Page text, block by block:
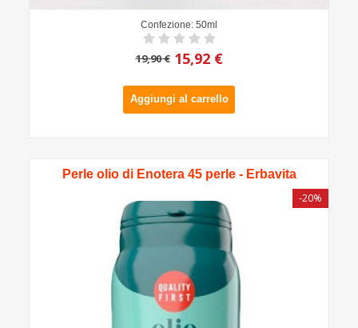
Confezione: 50ml
19,90 € 15,92 €
Aggiungi al carrello
Perle olio di Enotera 45 perle - Erbavita
-20%